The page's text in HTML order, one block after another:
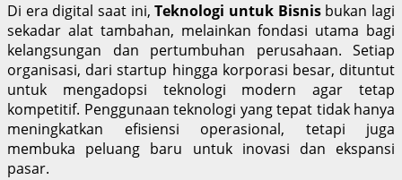
Di era digital saat ini,Teknologi untuk Bisnisbukan lagi
sekadar alat tambahan, melainkan fondasi utama bagi
kelangsungan dan pertumbuhan perusahaan. Setiap
organisasi, dari startup hingga korporasi besar, dituntut
untuk mengadopsi teknologi modern agar tetap
kompetitif. Penggunaan teknologi yang tepat tidak hanya
meningkatkan efisiensi operasional, tetapi juga
membuka peluang baru untuk inovasi dan ekspansi
pasar.